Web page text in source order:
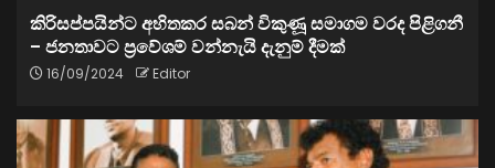
කිරිසප්පයින්ට අහිතකර සබන් විකුණූ සමාගම වරද පිළිගනී
– ජනතාවට ප්‍රවේශම් වන්නැයි දැනුම් දීමක්
16/09/2024 Editor